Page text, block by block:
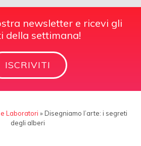
newsletter e ricevi gli
della settimana!
ISCRIVITI
Laboratori » Disegniamo l’arte: i segreti
degli alberi